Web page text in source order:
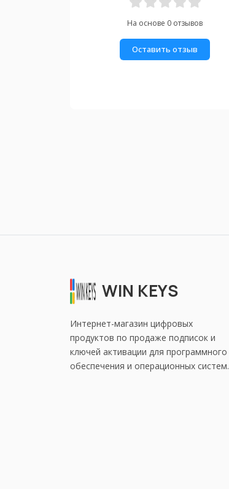
На основе 0 отзывов
Оставить отзыв
WIN KEYS
Интернет-магазин цифровых
продуктов по продаже подписок и
ключей активации для программного
обеспечения и операционных систем.